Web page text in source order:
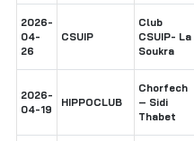
2026-
04-
26
CSUIP
Club
CSUIP- La
Soukra
2026-
04-19
HIPPOCLUB
Chorfech
– Sidi
Thabet